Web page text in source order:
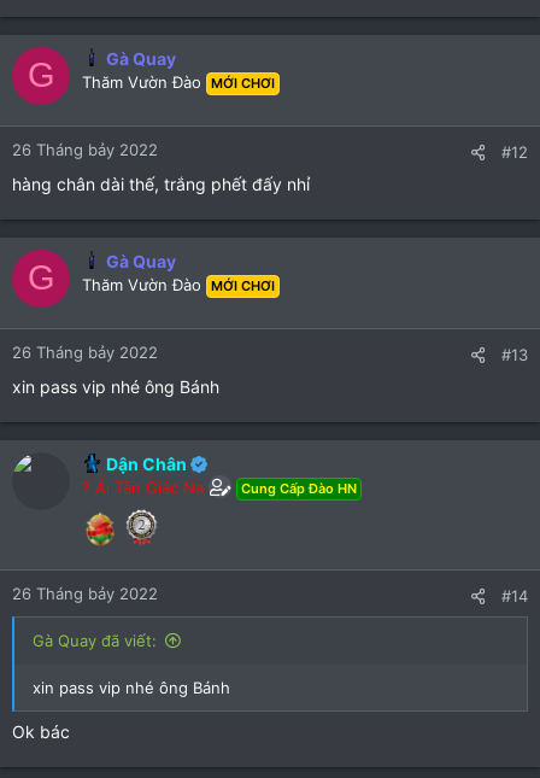
G Gà Quay
Thăm Vườn Đào MỚI CHƠI
26 Tháng bảy 2022 #12
hàng chân dài thế, trắng phết đấy nhỉ
G Gà Quay
Thăm Vườn Đào MỚI CHƠI
26 Tháng bảy 2022 #13
xin pass vip nhé ông Bánh
Dận Chân
? Ái Tân Giác Na Cung Cấp Đào HN
26 Tháng bảy 2022 #14
Gà Quay đã viết:
xin pass vip nhé ông Bánh
Ok bác